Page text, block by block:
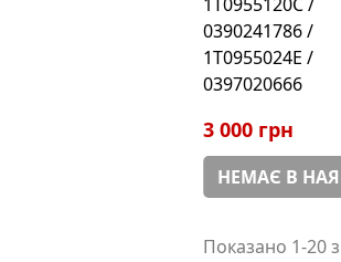
0390241786 /
1T0955024E /
0397020666
3 000 грн
НЕМАЄ В
Показано 1-20